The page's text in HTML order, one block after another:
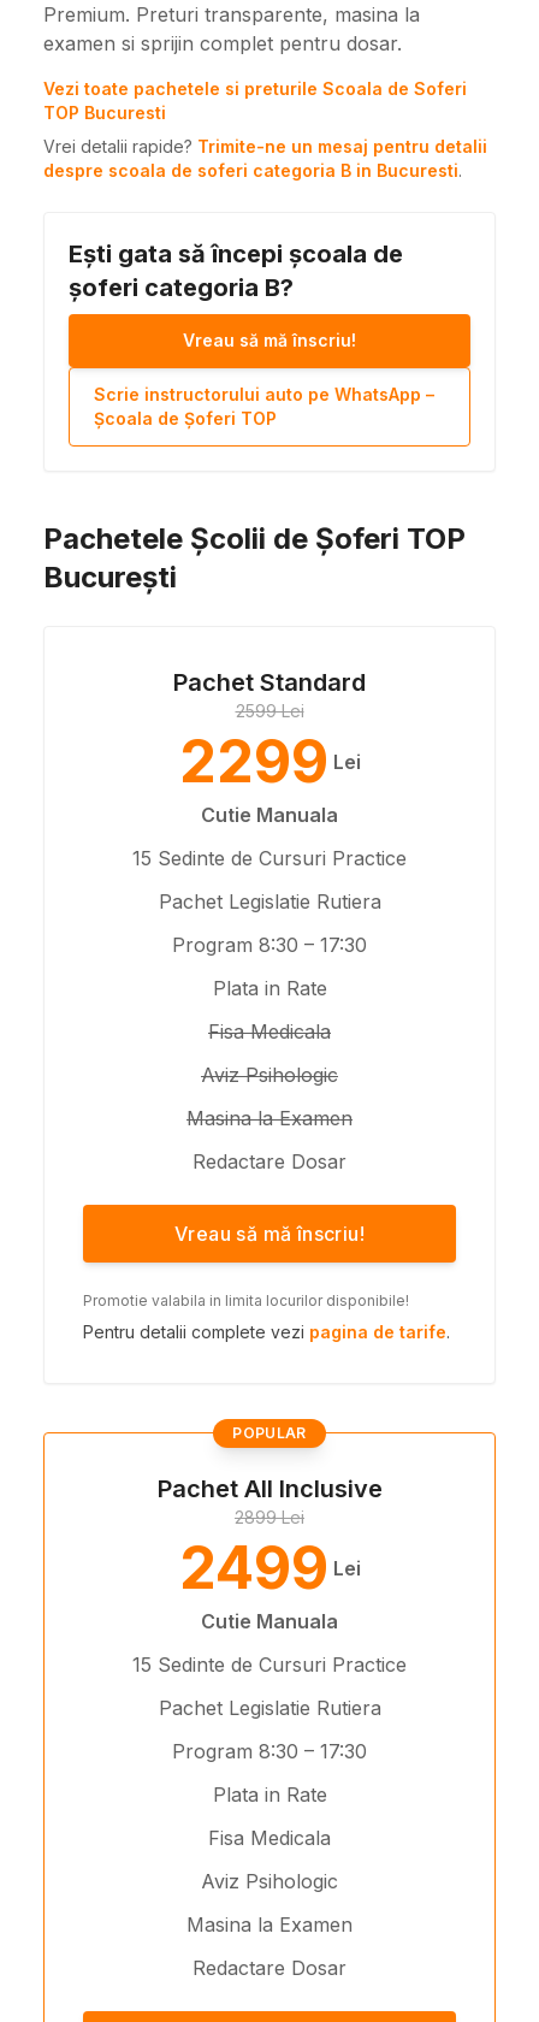
Premium. Preturi transparente, masina la
examen si sprijin complet pentru dosar.
Vezi toate pachetele si preturile Scoala de Soferi
TOP Bucuresti
Vrei detalii rapide? Trimite-ne un mesaj pentru detalii
despre scoala de soferi categoria B in Bucuresti.
Ești gata să începi școala de
șoferi categoria B?
Vreau să mă înscriu!
Scrie instructorului auto pe WhatsApp –
Școala de Șoferi TOP
Pachetele Școlii de Șoferi TOP
București
Pachet Standard
2599 Lei
2299 Lei
Cutie Manuala
15 Sedinte de Cursuri Practice
Pachet Legislatie Rutiera
Program 8:30 – 17:30
Plata in Rate
Fisa Medicala
Aviz Psihologic
Masina la Examen
Redactare Dosar
Vreau să mă înscriu!
Promotie valabila in limita locurilor disponibile!
Pentru detalii complete vezi pagina de tarife.
POPULAR
Pachet All Inclusive
2899 Lei
2499 Lei
Cutie Manuala
15 Sedinte de Cursuri Practice
Pachet Legislatie Rutiera
Program 8:30 – 17:30
Plata in Rate
Fisa Medicala
Aviz Psihologic
Masina la Examen
Redactare Dosar